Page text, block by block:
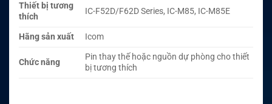
Thiết bị tương
thích
IC-F52D/F62D Series, IC-M85, IC-M85E
Hãng sản xuất Icom
Chức năng
Pin thay thế hoặc nguồn dự phòng cho thiết
bị tương thích